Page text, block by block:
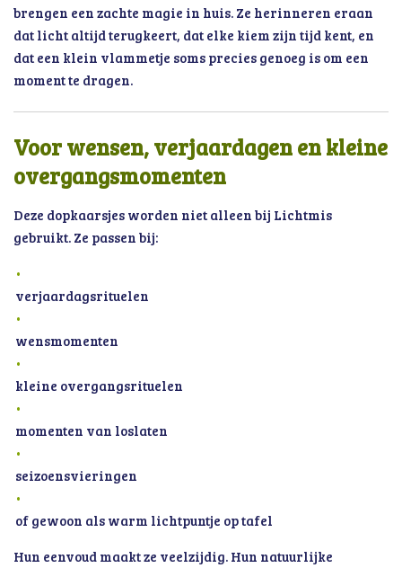
brengen een zachte magie in huis. Ze herinneren eraan
dat licht altijd terugkeert, dat elke kiem zijn tijd kent, en
dat een klein vlammetje soms precies genoeg is om een
moment te dragen.
Voor wensen, verjaardagen en kleine
overgangsmomenten
Deze dopkaarsjes worden niet alleen bij Lichtmis
gebruikt. Ze passen bij:
verjaardagsrituelen
wensmomenten
kleine overgangsrituelen
momenten van loslaten
seizoensvieringen
of gewoon als warm lichtpuntje op tafel
Hun eenvoud maakt ze veelzijdig. Hun natuurlijke